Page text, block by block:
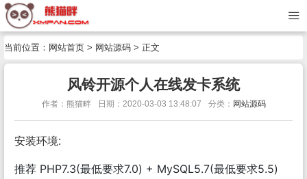
当前位置： 网站首页 > 网站源码 > 正文
风铃开源个人在线发卡系统
作者：熊猫畔 日期：2020-03-03 13:48:07 分类： 网站源码
安装环境:
推荐 PHP7.3(最低要求7.0) + MySQL5.7(最低要求5.5)